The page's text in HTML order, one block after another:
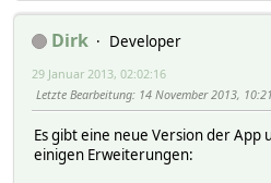
Dirk
Developer
29 Januar 2013, 02:02:16
Letzte Bearbeitung: 14 November 2013,
Es gibt eine neue Version der App
einigen Erweiterungen: